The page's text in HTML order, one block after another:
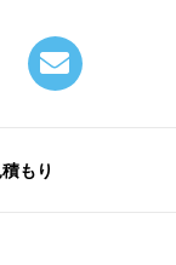
もり